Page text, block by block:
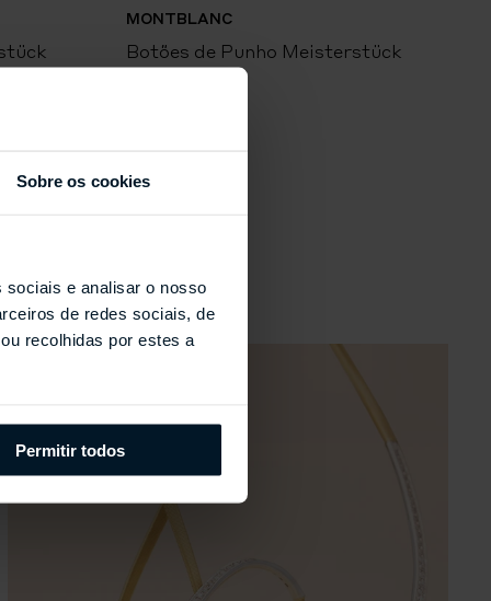
Sobre os cookies
sociais e analisar o nosso
de redes sociais, de
recolhidas por estes a
Permitir todos
MONTBLANC
Botões de Punho Meisterstück